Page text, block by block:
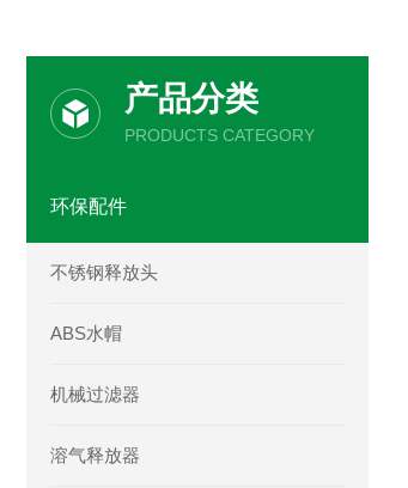
产品分类
PRODUCTS CATEGORY
环保配件
不锈钢释放头
ABS水帽
机械过滤器
溶气释放器